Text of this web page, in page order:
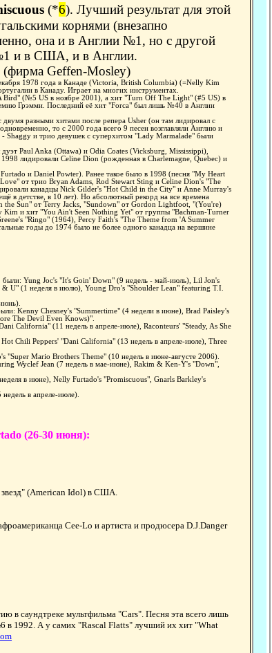
(*6). Лучший результат для этой
корнями (внезапно
она и в Англии №1, но с другой
и в США, и в Англии.
(фирма Geffen-Mosley)
1978 года в Канаде (Victoria, British Columbia) (=Nelly Kim
в Канаду. Играет на многих инструментах.
Bird" (№5 US в ноябре 2001), а хит "Turn Off The Light" (#5 US) в
Грэмми. Последний её хит "Forca" был лишь №40 в Англии
разными хитами после репера Usher (он там лидировал с
то с 2000 года всего 9 песен возглавляли Англию и
и трио девушек с суперхитом "Lady Marmalade" были
Paul Anka (Ottawa) и Odia Coates (Vicksburg, Mississippi),
лидировали Celine Dion (рожденная в Charlemagne, Quebec) и
и Daniel Powter). Ранее такое было в 1998 (песня "My Heart
от трио Bryan Adams, Rod Stewart Sting и Celine Dion's "The
канадцы Nick Gilder's "Hot Child in the City" и Anne Murray's
в детстве, в 10 лет). Но абсолютный рекорд на все времена
the Sun" от Terry Jacks, "Sundown" от Gordon Lightfoot, "(You're)
и хит "You Ain't Seen Nothing Yet" от группы "Bachman-Turner
"Ringo" (1964), Percy Faith's "The Theme from 'A Summer
годы до 1974 было не более одного канадца на вершине
Yung Joc's "It's Goin' Down" (9 недель - май-июль), Lil Jon's
U" (1 неделя в июлю), Young Dro's "Shoulder Lean" featuring T.I.
Kenny Chesney's "Summertime" (4 недели в июне), Brad Paisley's
The Devil Even Knows)".
California" (11 недель в апреле-июле), Raconteurs' "Steady, As She
Chili Peppers' "Dani California" (13 недель в апреле-июле), Three
Mario Brothers Theme" (10 недель в июне-августе 2006).
Wyclef Jean (7 недель в мае-июне), Rakim & Ken-Y's "Down",
в июне), Nelly Furtado's "Promiscuous", Gnarls Barkley's
в апреле-июле).
(26-30 июня):
звезд" (American Idol) в США.
Cee-Lo и артиста и продюсера D.J.Danger
в саундтреке мультфильма "Cars". Песня эта всего лишь
в 1992. А у самих "Rascal Flatts" лучший их хит "What